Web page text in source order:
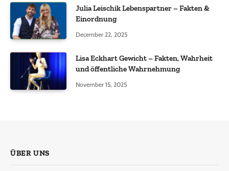
Julia Leischik Lebenspartner – Fakten &
Einordnung
December 22, 2025
Lisa Eckhart Gewicht – Fakten, Wahrheit
und öffentliche Wahrnehmung
November 15, 2025
ÜBER UNS